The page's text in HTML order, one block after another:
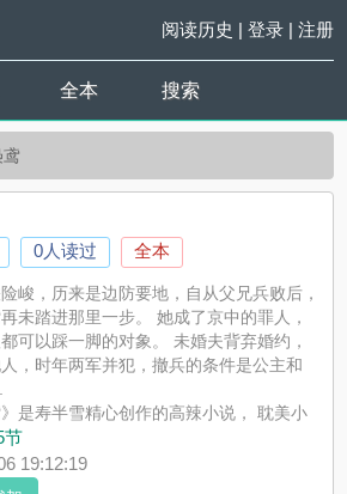
阅读历史 | 登录| 注册
全本 搜索
鸢
0人读过 全本
峻，历来是边防要地，自从父兄兵败后，
未踏进那里一步。 她成了京中的罪人，
可以踩一脚的对象。 未婚夫背弃婚约，
，时年两军并犯，撤兵的条件是公主和
》是寿半雪精心创作的高辣小说， 耽美小
并且提供无弹窗阅读，书友所发表的枭
说赞同或者支持枭鸢读者的观点。
节
19:12:19